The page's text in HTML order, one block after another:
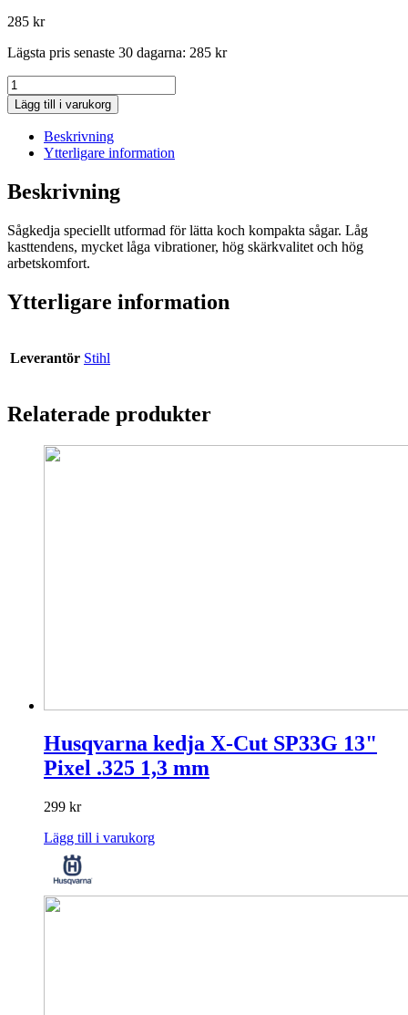
285 kr
Lägsta pris senaste 30 dagarna: 285 kr
KEDJA
3/8"
PM3
MM
mängd
Lägg till i varukorg
Beskrivning
Ytterligare information
Beskrivning
Sågkedja speciellt utformad för lätta koch kompakta sågar. Låg
kasttendens, mycket låga vibrationer, hög skärkvalitet och hög
arbetskomfort.
Ytterligare information
Leverantör Stihl
Relaterade produkter
Husqvarna kedja X-Cut SP33G 13"
Pixel .325 1,3 mm
299 kr
Lägg till i varukorg